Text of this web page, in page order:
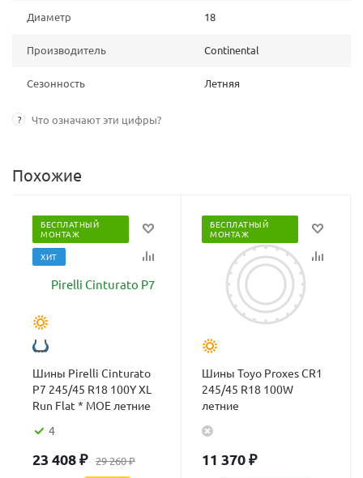
Диаметр 18
Производитель Continental
Сезонность Летняя
? Что означают эти цифры?
Похожие
БЕСПЛАТНЫЙ
МОНТАЖ
ХИТ
Шины Pirelli Cinturato
P7 245/45 R18 100Y XL
Run Flat * MOE летние
4
23 408₽ 29 260₽
БЕСПЛАТНЫЙ
МОНТАЖ
Шины Toyo Proxes CR1
245/45 R18 100W
летние
11 370₽